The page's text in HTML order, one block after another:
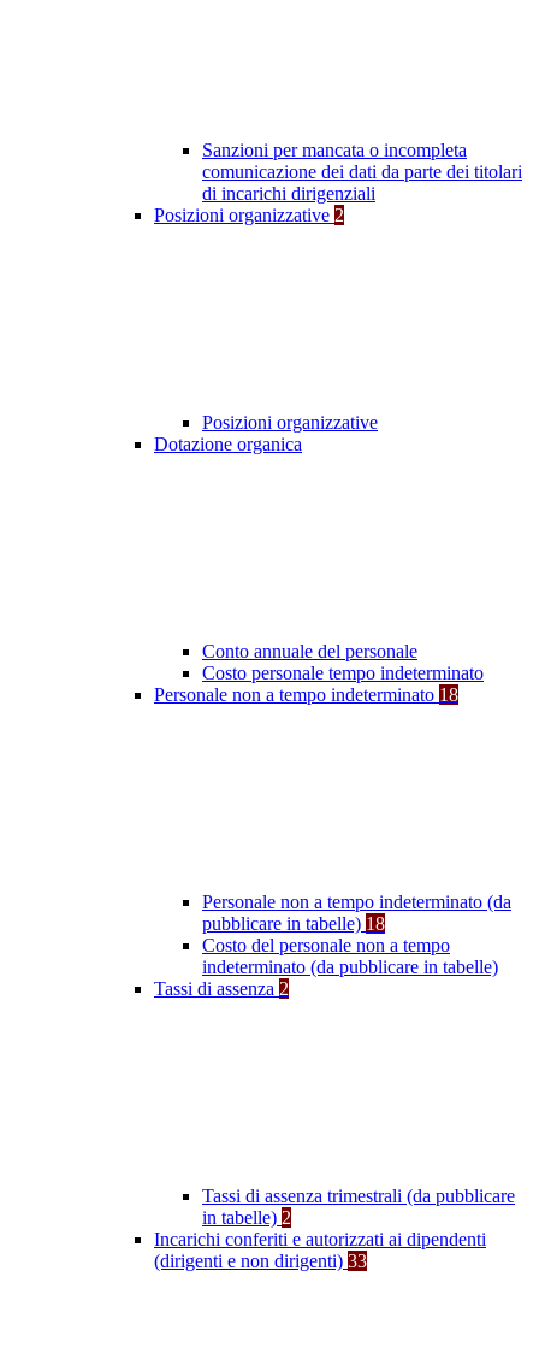
Sanzioni per mancata o incompleta
comunicazione dei dati da parte dei titolari
di incarichi dirigenziali
Posizioni organizzative 2
Posizioni organizzative
Dotazione organica
Conto annuale del personale
Costo personale tempo indeterminato
Personale non a tempo indeterminato 18
Personale non a tempo indeterminato (da
pubblicare in tabelle) 18
Costo del personale non a tempo
indeterminato (da pubblicare in tabelle)
Tassi di assenza 2
Tassi di assenza trimestrali (da pubblicare
in tabelle) 2
Incarichi conferiti e autorizzati ai dipendenti
(dirigenti e non dirigenti) 33